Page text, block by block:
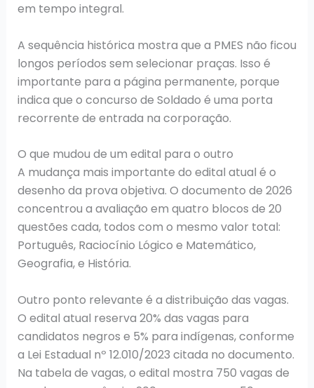
em tempo integral.
A sequência histórica mostra que a PMES não ficou
longos períodos sem selecionar praças. Isso é
importante para a página permanente, porque
indica que o concurso de Soldado é uma porta
recorrente de entrada na corporação.
O que mudou de um edital para o outro
A mudança mais importante do edital atual é o
desenho da prova objetiva. O documento de 2026
concentrou a avaliação em quatro blocos de 20
questões cada, todos com o mesmo valor total:
Português, Raciocínio Lógico e Matemático,
Geografia, e História.
Outro ponto relevante é a distribuição das vagas.
O edital atual reserva 20% das vagas para
candidatos negros e 5% para indígenas, conforme
a Lei Estadual nº 12.010/2023 citada no documento.
Na tabela de vagas, o edital mostra 750 vagas de